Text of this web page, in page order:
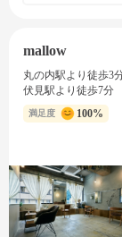
mallow
丸の内駅より徒歩3
伏見駅より徒歩7分
満足度 100%